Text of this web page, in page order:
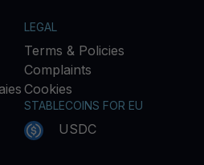
LEGAL
Terms & Policies
Complaints
Cookies
STABLECOINS FOR EU
USDC